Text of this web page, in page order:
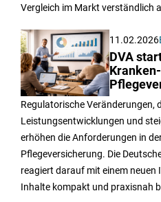
Vergleich im Markt verständlich
11.02.2026
DVA
Regulatorische Veränderungen,
Leistungsentwicklungen und
erhöhen die Anforderungen in
Pflegeversicherung. Die
reagiert darauf mit einem neuen
Inhalte kompakt und praxisnah